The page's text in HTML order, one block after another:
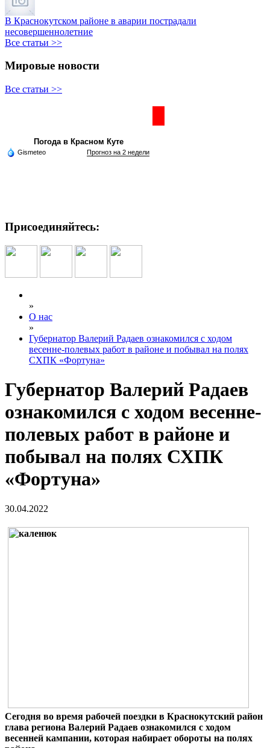
В Краснокутском районе в аварии пострадали
несовершеннолетние
Все статьи >>
Мировые новости
Все статьи >>
Погода в Красном Куте
Gismeteo Прогноз на 2 недели
Присоединяйтесь:
»
О нас
»
Губернатор Валерий Радаев ознакомился с ходом
весенне-полевых работ в районе и побывал на полях
СХПК «Фортуна»
Губернатор Валерий Радаев
ознакомился с ходом весенне-
полевых работ в районе и
побывал на полях СХПК
«Фортуна»
30.04.2022
Сегодня во время рабочей поездки в Краснокутский район
глава региона Валерий Радаев ознакомился с ходом
весенней кампании, которая набирает обороты на полях